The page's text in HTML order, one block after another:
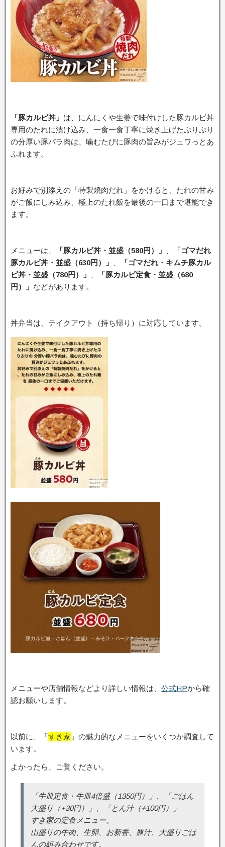
「豚カルビ丼」 は、にんにくや生姜で味付けした豚カルビ丼
専用のたれに漬け込み、一食一食丁寧に焼き上げたぷりぷり
の分厚い豚バラ肉は、噛むたびに豚肉の旨みがジュワっとあ
ふれます。
お好みで別添えの「特製焼肉だれ」をかけると、たれの甘み
がご飯にしみ込み、極上のたれ飯を最後の一口まで堪能でき
ます。
メニューは、 「豚カルビ丼・並盛（580円）」
「ゴマだれ
豚カルビ丼・並盛（630円）」
「ゴマだれ・キムチ豚カル
ビ丼・並盛（780円）」
「豚カルビ定食・並盛（680
円）」 などがあります。
丼弁当は、テイクアウト（持ち帰り）に対応しています。
メニューや店舗情報などより詳しい情報は、 公式HPから確
認お願いします。
以前に、「すき家 」の魅力的なメニューをいくつか調査して
います。
よかったら、ご覧ください。
「牛皿定食・牛皿4倍盛（1350円）」、「ごはん
大盛り（+30円）」、「とん汁（+100円）」
すき家の定食メニュー。
山盛りの牛肉、生卵、お新香、豚汁、大盛りごは
んの組み合わせです。